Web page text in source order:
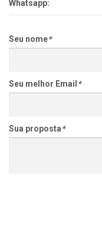
Whatsapp:
Seu nome*
Seu melhor Email *
Sua proposta*